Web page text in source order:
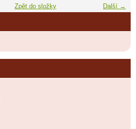
Další →
Zpět do složky